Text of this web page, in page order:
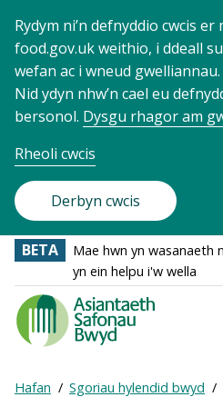
Rydym ni’n defnyddio cwcis
food.gov.uk weithio, i ddeall
wefan ac i wneud gwelliannau.
Nid ydyn nhw’n cael eu
bersonol. Dysgu rhagor am
Rheoli cwcis
Derbyn cwcis
BETA Mae hwn yn wasanaeth
yn ein helpu i'w wella
Food
Standards
Agency
Frontpage
Breadcrumb
Hafan Sgoriau hylendid bwyd